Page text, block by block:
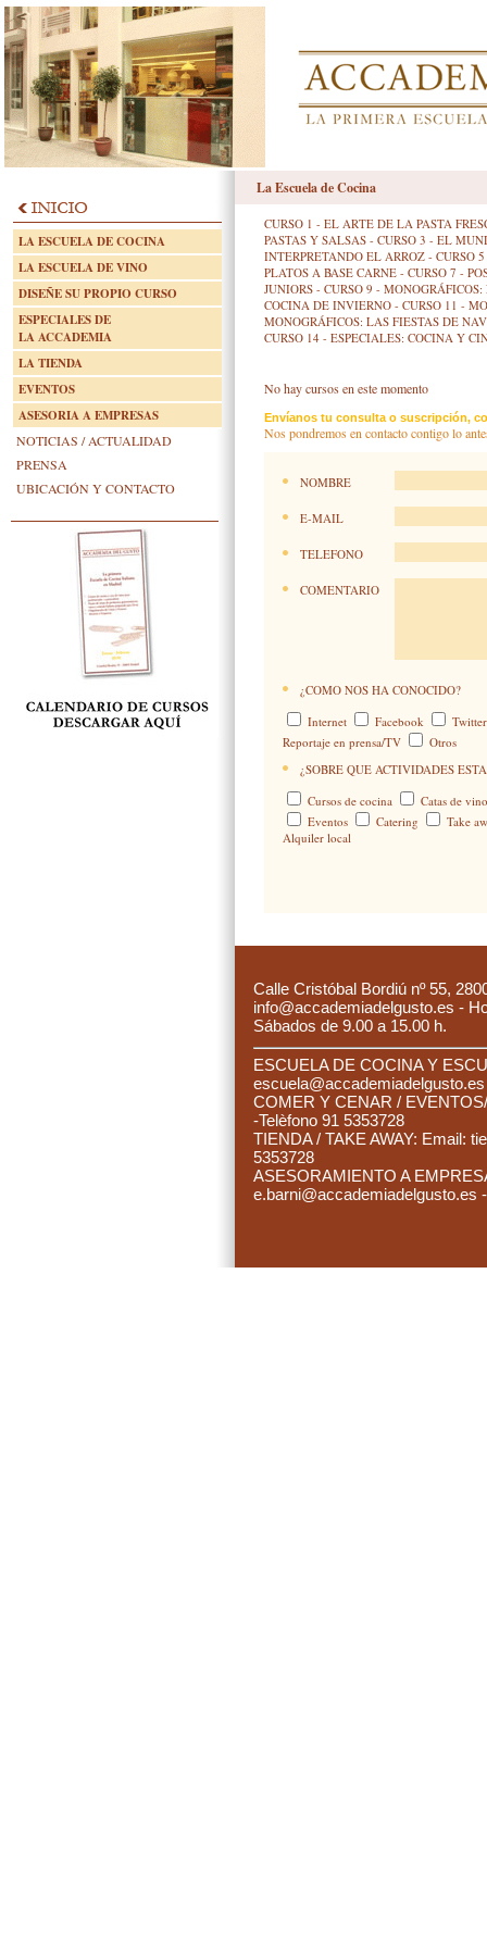
LA ESCUELA DE COCINA
LA ESCUELA DE VINO
DISEÑE SU PROPIO CURSO
ESPECIALES DE
LA ACCADEMIA
LA TIENDA
EVENTOS
ASESORIA A EMPRESAS
NOTICIAS / ACTUALIDAD
PRENSA
UBICACIÓN Y CONTACTO
La Escuela de Cocina
CURSO 1 - EL ARTE DE LA PASTA
PASTAS Y SALSAS - CURSO 3 - EL
INTERPRETANDO EL ARROZ - CURSO
PLATOS A BASE CARNE - CURSO 7 -
JUNIORS - CURSO 9 -
COCINA DE INVIERNO - CURSO 11 -
MONOGRÁFICOS: LAS FIESTAS DE
CURSO 14 - ESPECIALES: COCINA Y
No hay cursos en este momento
Envíanos tu consulta o suscripción,
Nos pondremos en contacto contigo lo
NOMBRE
E-MAIL
TELEFONO
COMENTARIO
¿COMO NOS HA CONOCIDO?
Internet
Facebook
Reportaje en prensa/TV
Otros
¿SOBRE QUE ACTIVIDADES
Cursos de cocina
Catas de
Eventos
Catering
Take
Alquiler local
Calle Cristóbal Bordiú nº 55,
info@accademiadelgusto.es -
Sábados de 9.00 a 15.00 h.
ESCUELA DE COCINA Y
es
COMER Y CENAR /
-Telèfono 91 5353728
TIENDA / TAKE AWAY: Email:
5353728
ASESORAMIENTO A
e.barni@accademiadelgusto.es